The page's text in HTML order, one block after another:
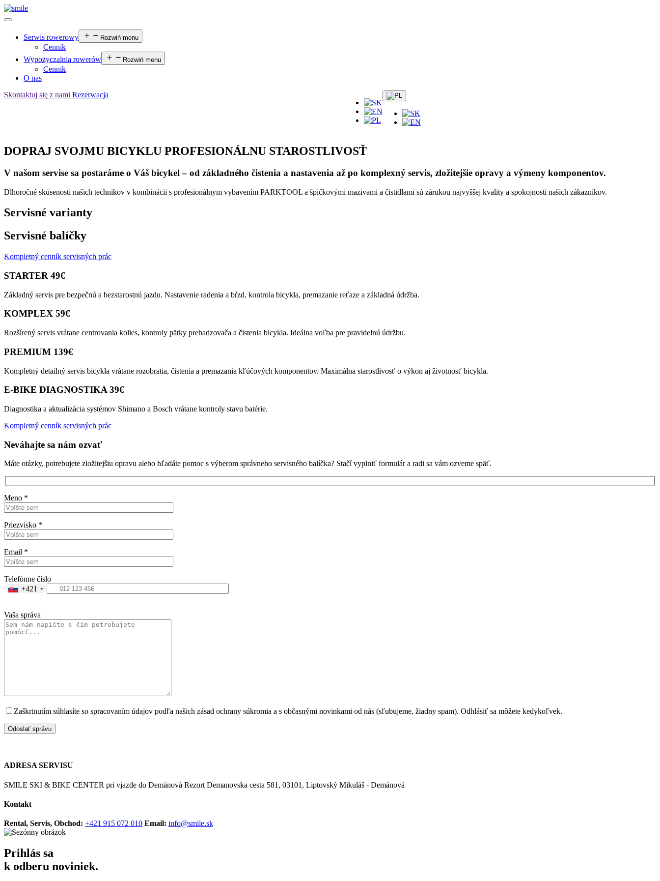
Serwis rowerowy Rozwiń menu
Cennik
Wypożyczalnia rowerów
Rozwiń menu
Cennik
O nas
Skontaktuj się z nami Rezerwacja
DOPRAJ SVOJMU BICYKLU PROFESIONÁLNU STAROSTLIVOSŤ
V našom servise sa postaráme o Váš bicykel – od základného čistenia a nastavenia až po komplexný servis, zložitejšie opravy a výmeny komponentov.
Dlhoročné skúsenosti našich technikov v kombinácii s profesionálnym vybavením PARKTOOL a špičkovými mazivami a čistidlami sú zárukou najvyššej kvality a spokojnosti našich zákazníkov.
Servisné varianty
Servisné balíčky
Kompletný cenník servisných prác
STARTER 49€
Základný servis pre bezpečnú a bezstarostnú jazdu. Nastavenie radenia a bŕzd, kontrola bicykla, premazanie reťaze a základná údržba.
KOMPLEX 59€
Rozšírený servis vrátane centrovania kolies, kontroly pätky prehadzovača a čistenia bicykla. Ideálna voľba pre pravidelnú údržbu.
PREMIUM 139€
Kompletný detailný servis bicykla vrátane rozobratia, čistenia a premazania kľúčových komponentov. Maximálna starostlivosť o výkon aj životnosť bicykla.
E-BIKE DIAGNOSTIKA 39€
Diagnostika a aktualizácia systémov Shimano a Bosch vrátane kontroly stavu batérie.
Kompletný cenník servisných prác
Neváhajte sa nám ozvať
Máte otázky, potrebujete zložitejšiu opravu alebo hľadáte pomoc s výberom správneho servisného balíčka? Stačí vyplniť formulár a radi sa vám ozveme späť.
Meno *
Priezvisko *
Email *
Telefónne číslo
+421
Vaša správa
Zaškrtnutím súhlasíte so spracovaním údajov podľa našich zásad ochrany súkromia a s občasnými novinkami od nás (sľubujeme, žiadny spam). Odhlásiť sa môžete kedykoľvek.
ADRESA SERVISU
SMILE SKI & BIKE CENTER pri vjazde do Demänová Rezort Demanovska cesta 581, 03101, Liptovský Mikuláš - Demänová
Kontakt
Rental, Servis, Obchod: +421 915 072 010 Email: info@smile.sk
Prihlás sa
k odberu noviniek.